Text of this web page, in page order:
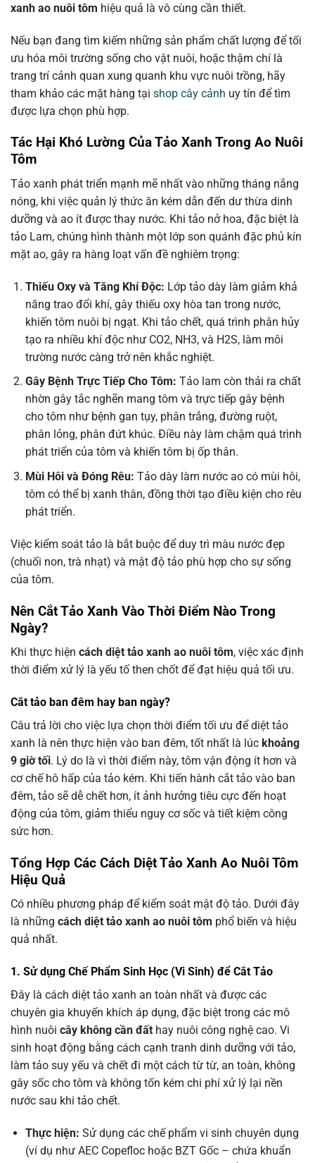
xanh ao nuôi tôm hiệu quả là vô cùng cần thiết.
Nếu bạn đang tìm kiếm những sản phẩm chất lượng để tối
ưu hóa môi trường sống cho vật nuôi, hoặc thậm chí là
trang trí cảnh quan xung quanh khu vực nuôi trồng, hãy
tham khảo các mặt hàng tại shop cây cảnh uy tín để tìm
được lựa chọn phù hợp.
Tác Hại Khó Lường Của Tảo Xanh Trong Ao Nuôi
Tôm
Tảo xanh phát triển mạnh mẽ nhất vào những tháng nắng
nóng, khi việc quản lý thức ăn kém dẫn đến dư thừa dinh
dưỡng và ao ít được thay nước. Khi tảo nở hoa, đặc biệt là
tảo Lam, chúng hình thành một lớp son quánh đặc phủ kín
mặt ao, gây ra hàng loạt vấn đề nghiêm trọng:
Thiếu Oxy và Tăng Khí Độc: Lớp tảo dày làm giảm khả
năng trao đổi khí, gây thiếu oxy hòa tan trong nước,
khiến tôm nuôi bị ngạt. Khi tảo chết, quá trình phân hủy
tạo ra nhiều khí độc như CO2, NH3, và H2S, làm môi
trường nước càng trở nên khắc nghiệt.
Gây Bệnh Trực Tiếp Cho Tôm: Tảo lam còn thải ra chất
nhờn gây tắc nghẽn mang tôm và trực tiếp gây bệnh
cho tôm như bệnh gan tụy, phân trắng, đường ruột,
phân lỏng, phân đứt khúc. Điều này làm chậm quá trình
phát triển của tôm và khiến tôm bị ốp thân.
Mùi Hôi và Đóng Rêu: Tảo dày làm nước ao có mùi hôi,
tôm có thể bị xanh thân, đồng thời tạo điều kiện cho rêu
phát triển.
Việc kiểm soát tảo là bắt buộc để duy trì màu nước đẹp
(chuối non, trà nhạt) và mật độ tảo phù hợp cho sự sống
của tôm.
Nên Cắt Tảo Xanh Vào Thời Điểm Nào Trong
Ngày?
Khi thực hiện cách diệt tảo xanh ao nuôi tôm, việc xác định
thời điểm xử lý là yếu tố then chốt để đạt hiệu quả tối ưu.
Cắt tảo ban đêm hay ban ngày?
Câu trả lời cho việc lựa chọn thời điểm tối ưu để diệt tảo
xanh là nên thực hiện vào ban đêm, tốt nhất là lúc khoảng
9 giờ tối. Lý do là vì thời điểm này, tôm vận động ít hơn và
cơ chế hô hấp của tảo kém. Khi tiến hành cắt tảo vào ban
đêm, tảo sẽ dễ chết hơn, ít ảnh hưởng tiêu cực đến hoạt
động của tôm, giảm thiểu nguy cơ sốc và tiết kiệm công
sức hơn.
Tổng Hợp Các Cách Diệt Tảo Xanh Ao Nuôi Tôm
Hiệu Quả
Có nhiều phương pháp để kiểm soát mật độ tảo. Dưới đây
là những cách diệt tảo xanh ao nuôi tôm phổ biến và hiệu
quả nhất.
1. Sử dụng Chế Phẩm Sinh Học (Vi Sinh) để Cắt Tảo
Đây là cách diệt tảo xanh an toàn nhất và được các
chuyên gia khuyến khích áp dụng, đặc biệt trong các mô
hình nuôi cây không cần đất hay nuôi công nghệ cao. Vi
sinh hoạt động bằng cách cạnh tranh dinh dưỡng với tảo,
làm tảo suy yếu và chết đi một cách từ từ, an toàn, không
gây sốc cho tôm và không tốn kém chi phí xử lý lại nền
nước sau khi tảo chết.
Thực hiện: Sử dụng các chế phẩm vi sinh chuyên dụng
(ví dụ như AEC Copefloc hoặc BZT Gốc – chứa khuẩn